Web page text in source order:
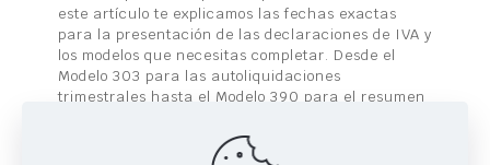
este artículo te explicamos las fechas exactas
para la presentación de las declaraciones de IVA y
los modelos que necesitas completar. Desde el
Modelo 303 para las autoliquidaciones
trimestrales hasta el Modelo 390 para el resumen
evitar sanciones. ¡Toma nota y no dejes que las
fechas te pillen desprevenido!